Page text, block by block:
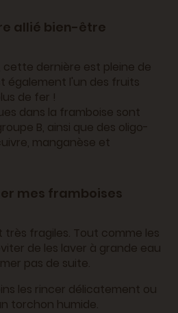
allié bien-être
dernière est pleine de
également l'un des fruits
de fer !
dans la framboise sont
B, ainsi que des oligo-
manganèse et
mes framboises
fragiles. Tout comme les
de les laver à grande eau
pas de suite.
les rincer délicatement ou
torchon humide.